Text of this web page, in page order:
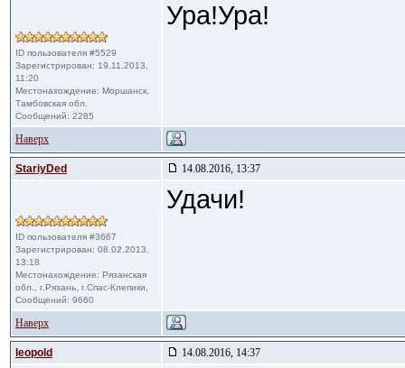
ID пользователя #5529
Зарегистрирован: 19.11.2013,
11:20
Местонахождение: Моршанск,
Тамбовская обл.
Сообщений: 2285
Ура!Ура!
Наверх
StariyDed 14.08.2016, 13:37
ID пользователя #3667
Зарегистрирован: 08.02.2013,
13:18
Местонахождение: Рязанская
обл., г.Рязань, г.Спас-Клепики,
Сообщений: 9660
Удачи!
Наверх
leopold 14.08.2016, 14:37